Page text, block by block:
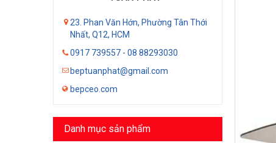
23. Phan Văn Hớn, Phường Tân Thới
Nhất, Q12, HCM
0917 739557 - 08 88293030
beptuanphat@gmail.com
bepceo.com
Danh mục sản phẩm